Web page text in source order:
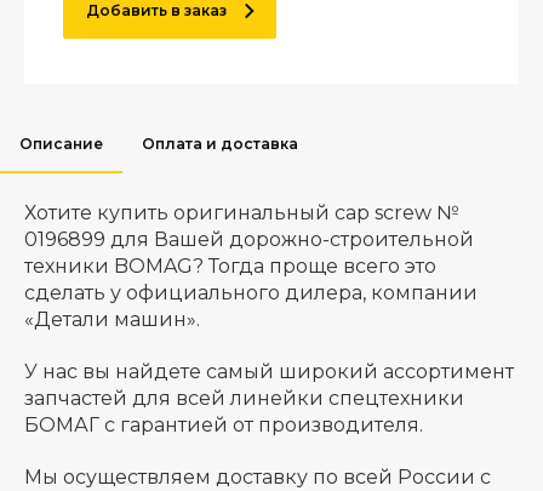
Добавить в заказ
Описание Оплата и доставка
Хотите купить оригинальный cap screw №
0196899 для Вашей дорожно-строительной
техники BOMAG? Тогда проще всего это
сделать у официального дилера, компании
«Детали машин».
У нас вы найдете самый широкий ассортимент
запчастей для всей линейки спецтехники
БОМАГ с гарантией от производителя.
Мы осуществляем доставку по всей России с